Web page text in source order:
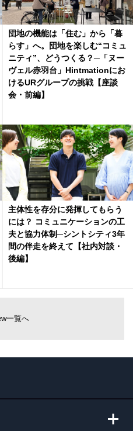
団地の機能は「住む」から「暮
らす」へ。団地を楽しむ“コミュ
ニティ”、どうつくる？─「ヌー
ヴェル赤羽台」Hintmationにお
けるURグループの挑戦【座談
会・前編】
主体性を存分に発揮してもらう
には？ コミュニケーションの工
夫と協力体制─シントシティ3年
間の伴走を終えて【社内対談・
後編】
一覧へ